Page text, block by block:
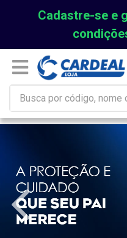
Cadastre-se e